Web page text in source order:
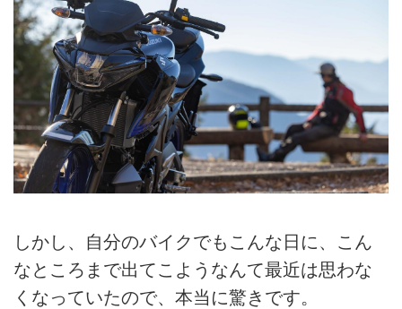
しかし、自分のバイクでもこんな日に、こん
なところまで出てこようなんて最近は思わな
くなっていたので、本当に驚きです。